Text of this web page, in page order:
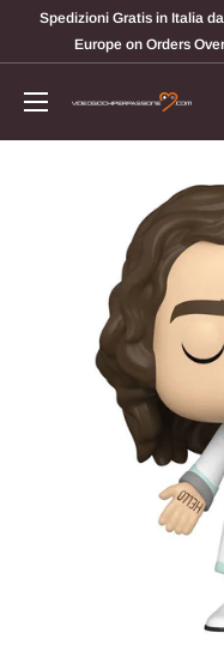
Spedizioni Gratis in Italia
Europe on Orders
Videogiochi
Per